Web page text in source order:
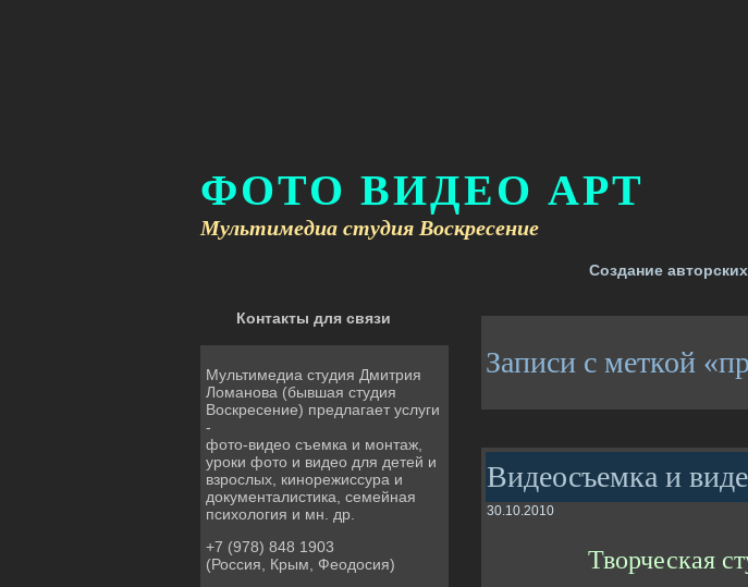
ФОТО ВИДЕО АРТ
Мультимедиа студия Воскресение
Создание
Контакты для связи
Мультимедиа студия Дмитрия
Ломанова (бывшая студия
Воскресение) предлагает услуги
-
фото-видео съемка и монтаж,
уроки фото и видео для детей и
взрослых, кинорежиссура и
документалистика, семейная
психология и мн. др.
+7 (978) 848 1903
(Россия, Крым, Феодосия)
Записи с меткой
Видеосъемка и
30.10.2010
Творческая